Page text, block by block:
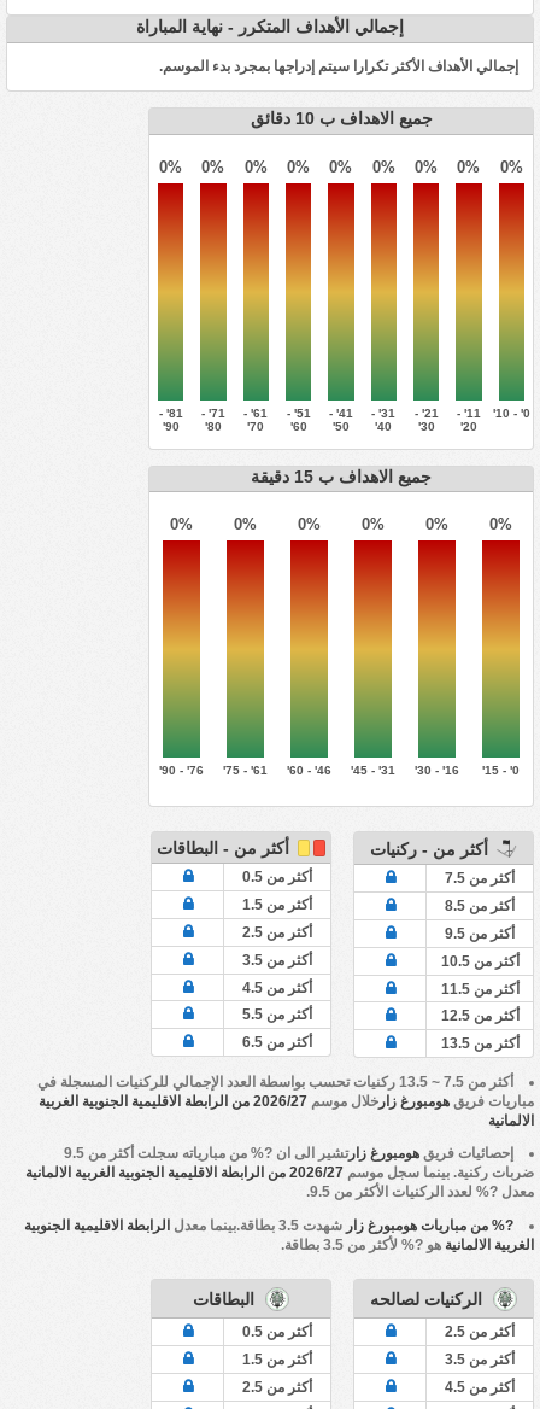
إجمالي الأهداف المتكرر - نهاية المباراة
إجمالي الأهداف الأكثر تكرارا سيتم إدراجها بمجرد بدء الموسم.
جميع الاهداف ب 10 دقائق
0% 0% 0% 0% 0% 0% 0% 0% 0%
81' -
90'
71' -
80'
61' -
70'
51' -
60'
41' -
50'
31' -
40'
21' -
30'
11' -
20'
0' - 10'
جميع الاهداف ب 15 دقيقة
0% 0% 0% 0% 0% 0%
76' - 90' 61' - 75' 46' - 60' 31' - 45' 16' - 30' 0' - 15'
أكثر من - ركنيات
أكثر من 7.5
أكثر من 8.5
أكثر من 9.5
أكثر من 10.5
أكثر من 11.5
أكثر من 12.5
أكثر من 13.5
أكثر من - البطاقات
أكثر من 0.5
أكثر من 1.5
أكثر من 2.5
أكثر من 3.5
أكثر من 4.5
أكثر من 5.5
أكثر من 6.5
أكثر من 7.5 ~ 13.5 ركنيات تحسب بواسطة العدد الإجمالي للركنيات المسجلة في
مباريات فريق هومبورغ زار خلال موسم
2026/27 من الرابطة الاقليمية الجنوبية الغربية
الالمانية
إحصائيات فريق هومبورغ زار
تشير الى ان ?% من مبارياته سجلت أكثر من 9.5
ضربات ركنية. بينما سجل موسم 2026/27 من الرابطة الاقليمية الجنوبية الغربية الالمانية
معدل ?% لعدد الركنيات الأكثر من 9.5.
?% من مباريات هومبورغ زار شهدت 3.5 بطاقة.بينما معدل
الرابطة الاقليمية الجنوبية
الغربية الالمانية هو ?% لأكثر من 3.5 بطاقة.
الركنيات لصالحه
أكثر من 2.5
أكثر من 3.5
أكثر من 4.5
البطاقات
أكثر من 0.5
أكثر من 1.5
أكثر من 2.5